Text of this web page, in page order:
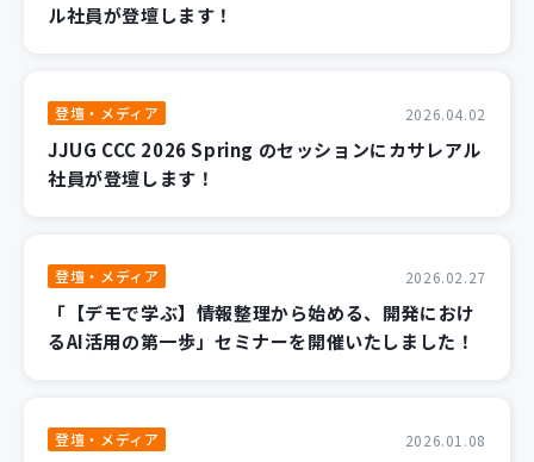
ル社員が登壇します！
登壇・メディア 2026.04.02
JJUG CCC 2026 Spring のセッションにカサレアル
社員が登壇します！
登壇・メディア 2026.02.27
「【デモで学ぶ】情報整理から始める、開発におけ
るAI活用の第一歩」セミナーを開催いたしました！
登壇・メディア 2026.01.08